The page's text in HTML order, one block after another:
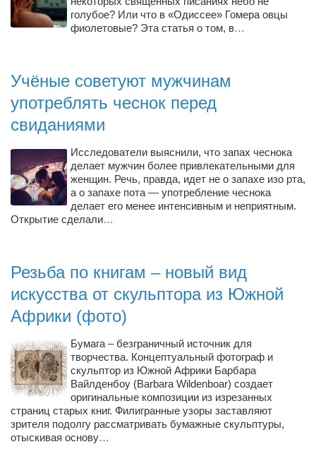
Магазины
Багетный двор
МАГАЗИН СТИХОВ НА ЗАКАЗ
«Павел» — магазин мужской одежды
Туризм
«Траверс» — экипировочный центр
Журналисты
Александр Гвоздик
Музыканты
Евгений Касьяненко
Сергей Коноз
Денис Федченко
Звукорежиссёры
Alfom Studio
Guitarproduction Studio
Писатели
голубое? Или что в «Одиссее» Гомера овцы
фиолетовые? Эта статья о том, в…
Учёные советуют мужчинам
употреблять чеснок перед
свиданиями
Исследователи выяснили, что запах чеснока
делает мужчин более привлекательными для
женщин. Речь, правда, идет не о запахе изо рта,
а о запахе пота — употребление чеснока
делает его менее интенсивным и неприятным.
Открытие сделали…
Резьба по книгам – новый вид
искусства от скульптора из Южной
Африки (фото)
Бумага – безграничный источник для
творчества. Концептуальный фотограф и
скульптор из Южной Африки Барбара
Вайлденбоу (Barbara Wildenboar) создает
оригинальные композиции из изрезанных
страниц старых книг. Филигранные узоры заставляют
зрителя подолгу рассматривать бумажные скульптуры,
отыскивая основу…